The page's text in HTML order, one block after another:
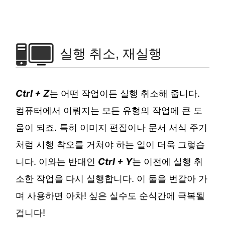
실행 취소, 재실행
Ctrl + Z는 어떤 작업이든 실행 취소해 줍니다.
컴퓨터에서 이뤄지는 모든 유형의 작업에 큰 도
움이 되죠. 특히 이미지 편집이나 문서 서식 주기
처럼 시행 착오를 거쳐야 하는 일이 더욱 그렇습
니다. 이와는 반대인 Ctrl + Y는 이전에 실행 취
소한 작업을 다시 실행합니다. 이 둘을 번갈아 가
며 사용하면 아차! 싶은 실수도 순식간에 극복될
겁니다!